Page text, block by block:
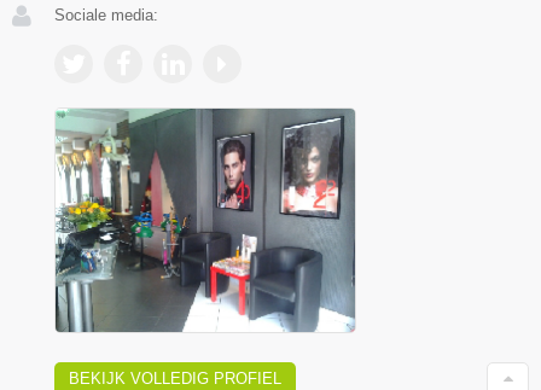
Sociale media:
BEKIJK VOLLEDIG PROFIEL